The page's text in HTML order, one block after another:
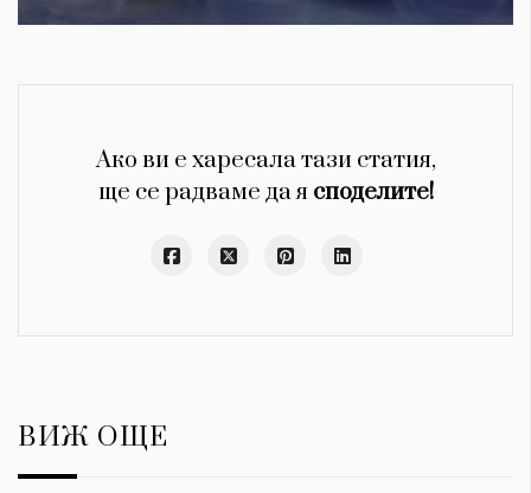
Ако ви е харесала тази статия,
ще се радваме да я споделите!
ВИЖ ОЩЕ